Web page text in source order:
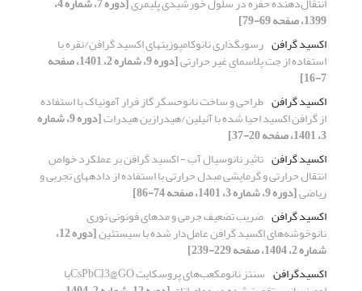
1399، صفحه 69-79]
اکسید گرافن رسوب‏گذاری نانوکامپوزیت‏های اکسید گرافن/نقره با
استفاده از جت پلاسمای غیر حرارتی [دوره 9، شماره 2، 1401، صفحه
7-16]
اکسید گرافن طراحی و ساخت نانوحسگر گاز فرار آمونیاک با استفاده
از گرافن اکسید احیا شده با آنیلین/هیدرازین هیدرات [دوره 9، شماره
3، 1401، صفحه 20-37]
اکسید گرافن تاثیر نانوسیال آب - اکسید گرافن بر عملکرد خواص
انتقال حرارتی و گرمایشی مبدل حرارتی با استفاده از داده‏های تجربی و
ریاضی[دوره 9، شماره 3، 1401، صفحه 74-86]
اکسید گرافن ضریب تضعیف جرمی و مدهای فونونی نوری
نانوخوشه‌های اکسید گرافن عامل‌دار شده با سیستئین [دوره 12،
شماره 2، 1404، صفحه 229-239]
اکسیدگرافن
سنتز نانو‌مکعب‌های پروسکایت CsPbCl3@GOبا